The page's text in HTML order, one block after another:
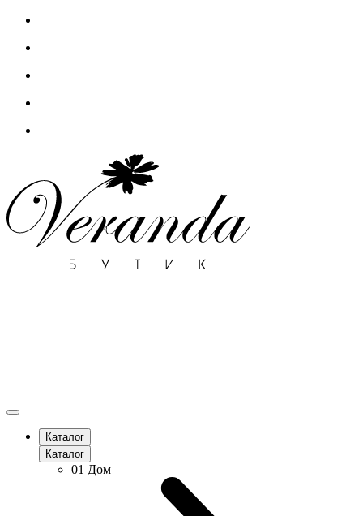
Каталог
Каталог
01 Дом